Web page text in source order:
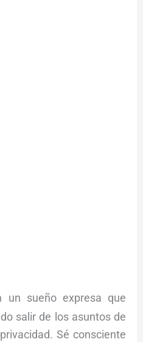
un sueño expresa que
salir de los asuntos de
Sé consciente